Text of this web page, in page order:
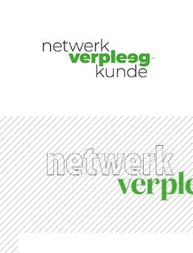
OVER NETWERK VERPLEEGKUNDE
NIEUWS
RUBRIEKEN
EDITIES